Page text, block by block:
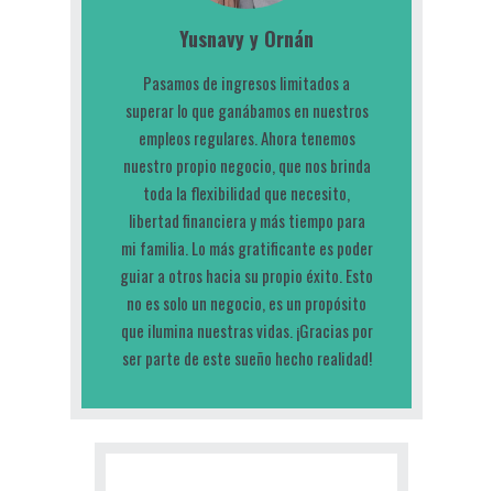
Pasamos de ingresos limitados a
superar lo que ganábamos en nuestros
empleos regulares. Ahora tenemos
nuestro propio negocio, que nos brinda
toda la flexibilidad que necesito,
libertad financiera y más tiempo para
mi familia. Lo más gratificante es poder
guiar a otros hacia su propio éxito. Esto
no es solo un negocio, es un propósito
que ilumina nuestras vidas. ¡Gracias por
ser parte de este sueño hecho realidad!
Yusnavy y Ornán